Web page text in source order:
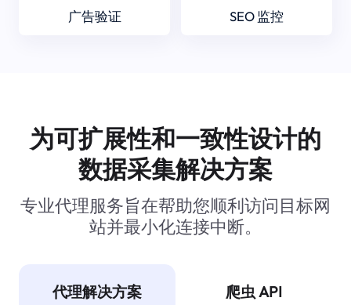
广告验证 SEO 监控
为可扩展性和一致性设计的
数据采集解决方案
专业代理服务旨在帮助您顺利访问目标网
站并最小化连接中断。
代理解决方案 爬虫 API